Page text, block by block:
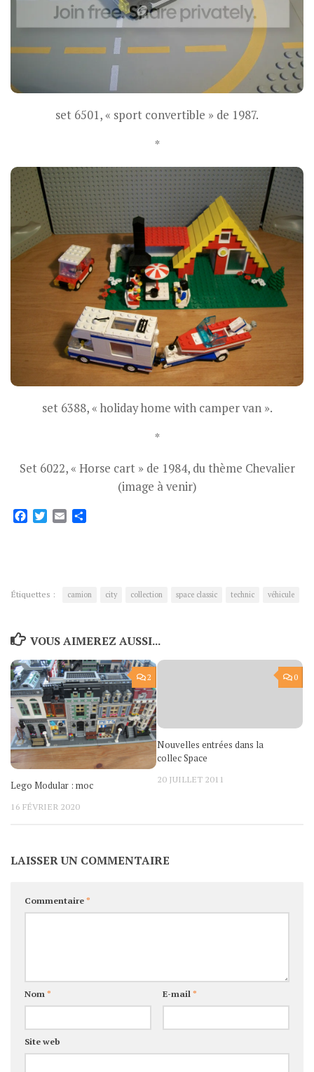
set 6501, « sport convertible » de 1987.
*
set 6388, « holiday home with camper van ».
*
Set 6022, « Horse cart » de 1984, du thème Chevalier
(image à venir)
Facebook
Twitter
Email
Étiquettes : camion city collection space classic technic véhicule
VOUS AIMEREZ AUSSI...
2
Lego Modular : moc
16 FÉVRIER 2020
0
Nouvelles entrées dans la
collec Space
20 JUILLET 2011
LAISSER UN COMMENTAIRE
Commentaire*
Nom* E-mail*
Site web